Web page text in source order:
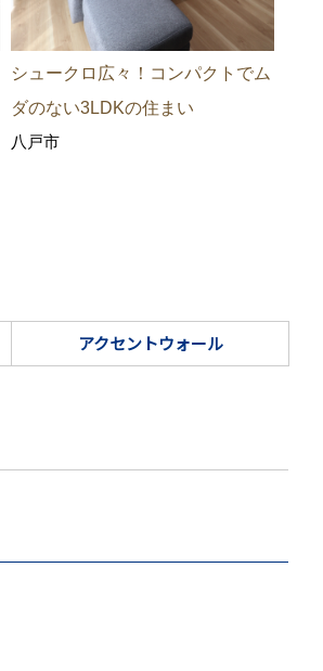
シュークロ広々！コンパクトでム
ダのない3LDKの住まい
八戸市
アクセントウォール